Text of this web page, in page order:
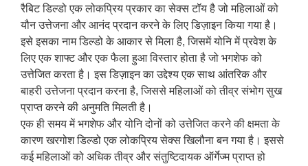
रैबिट डिल्डो एक लोकप्रिय प्रकार का सेक्स टॉय है जो महिलाओं को
यौन उत्तेजना और आनंद प्रदान करने के लिए डिज़ाइन किया गया है।
इसे इसका नाम डिल्डो के आकार से मिला है, जिसमें योनि में प्रवेश के
लिए एक शाफ्ट और एक फैला हुआ विस्तार होता है जो भगशेफ को
उत्तेजित करता है। इस डिज़ाइन का उद्देश्य एक साथ आंतरिक और
बाहरी उत्तेजना प्रदान करना है, जिससे महिलाओं को तीव्र संभोग सुख
प्राप्त करने की अनुमति मिलती है।
एक ही समय में भगशेफ और योनि दोनों को उत्तेजित करने की क्षमता के
कारण खरगोश डिल्डो एक लोकप्रिय सेक्स खिलौना बन गया है। इससे
कई महिलाओं को अधिक तीव्र और संतुष्टिदायक ऑर्गेज्म प्राप्त हो